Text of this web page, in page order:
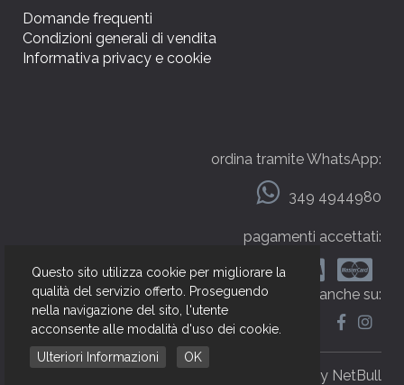
Domande frequenti
Condizioni generali di vendita
Informativa privacy e cookie
ordina tramite WhatsApp:
349 4944980
pagamenti accettati:
seguici anche su:
web by NetBull
Questo sito utilizza cookie per migliorare la
qualità del servizio offerto. Proseguendo
nella navigazione del sito, l'utente
acconsente alle modalità d'uso dei cookie.
Ulteriori Informazioni
OK